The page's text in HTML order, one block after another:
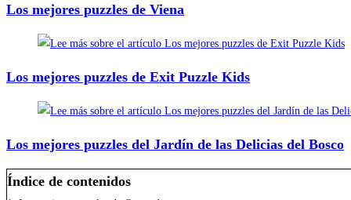
Los mejores puzzles de Viena
Los mejores puzzles de Exit Puzzle Kids
Los mejores puzzles del Jardín de las Delicias del Bosco
Índice de contenidos